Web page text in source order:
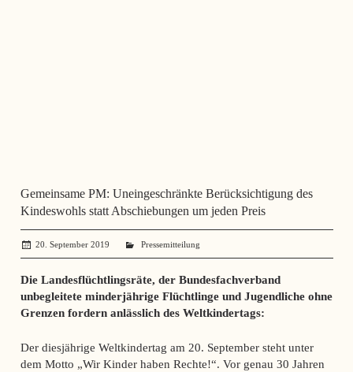
Gemeinsame PM: Uneingeschränkte Berücksichtigung des
Kindeswohls statt Abschiebungen um jeden Preis
20. September 2019 administrator
Pressemitteilung
Die Landesflüchtlingsräte, der Bundesfachverband
unbegleitete minderjährige Flüchtlinge und Jugendliche ohne
Grenzen fordern anlässlich des Weltkindertags:
Der diesjährige Weltkindertag am 20. September steht unter
dem Motto „Wir Kinder haben Rechte!“. Vor genau 30 Jahren